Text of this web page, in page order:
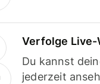
Verfolge Live-
Du kannst
jederzeit